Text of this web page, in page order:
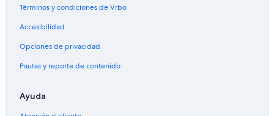
Hoteles con gimnasio en Punta Cana
Hoteles con guardería en Punta Cana
Hoteles con área de juegos en Punta Cana
Términos y condiciones de Vrbo
Accesibilidad
Opciones de privacidad
Pautas y reporte de contenido
Ayuda